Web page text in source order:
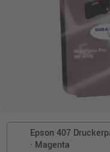
Epson 407
· Magenta